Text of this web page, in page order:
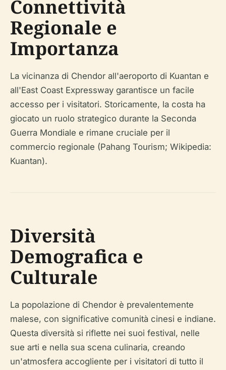
Connettività
Regionale e
Importanza
La vicinanza di Chendor all'aeroporto di Kuantan e
all'East Coast Expressway garantisce un facile
accesso per i visitatori. Storicamente, la costa ha
giocato un ruolo strategico durante la Seconda
Guerra Mondiale e rimane cruciale per il
commercio regionale (Pahang Tourism; Wikipedia:
Kuantan).
Diversità
Demografica e
Culturale
La popolazione di Chendor è prevalentemente
malese, con significative comunità cinesi e indiane.
Questa diversità si riflette nei suoi festival, nelle
sue arti e nella sua scena culinaria, creando
un'atmosfera accogliente per i visitatori di tutto il